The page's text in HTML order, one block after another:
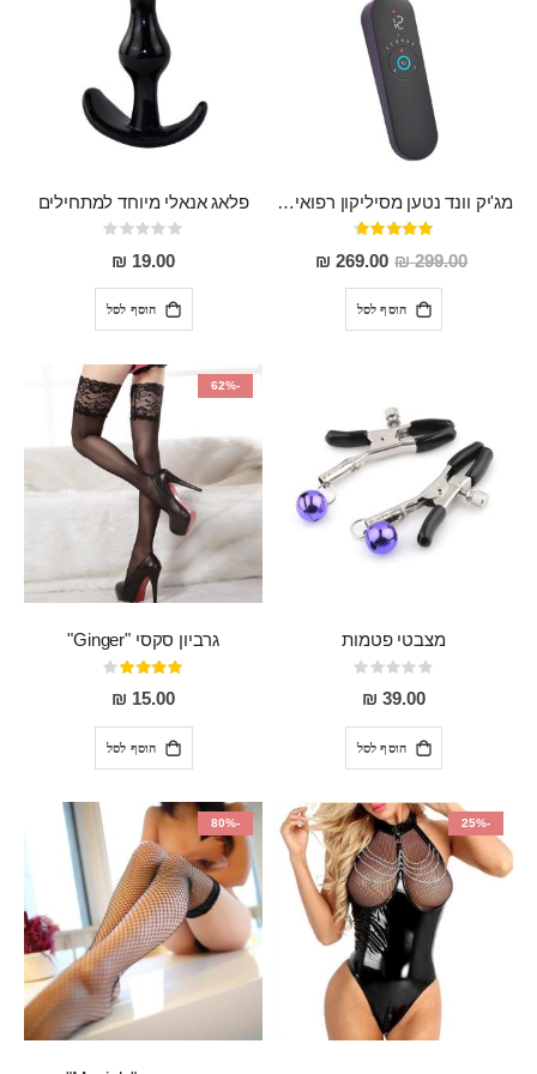
מג'יק וונד נטען מסיליקון רפואי חזק בעל 12 מצבי רטט ו6 מהירויות שונות ROMI
דירוג:
93%
299.00 ₪
מחיר
מבצע
269.00 ₪
הוסף לסל
פלאג אנאלי מיוחד למתחילים
Rating:
0%
19.00 ₪
הוסף לסל
מצבטי פטמות
Rating:
0%
39.00 ₪
הוסף לסל
-62%
גרביון סקסי "Ginger"
דירוג:
80%
15.00 ₪
הוסף לסל
-25%
-80%